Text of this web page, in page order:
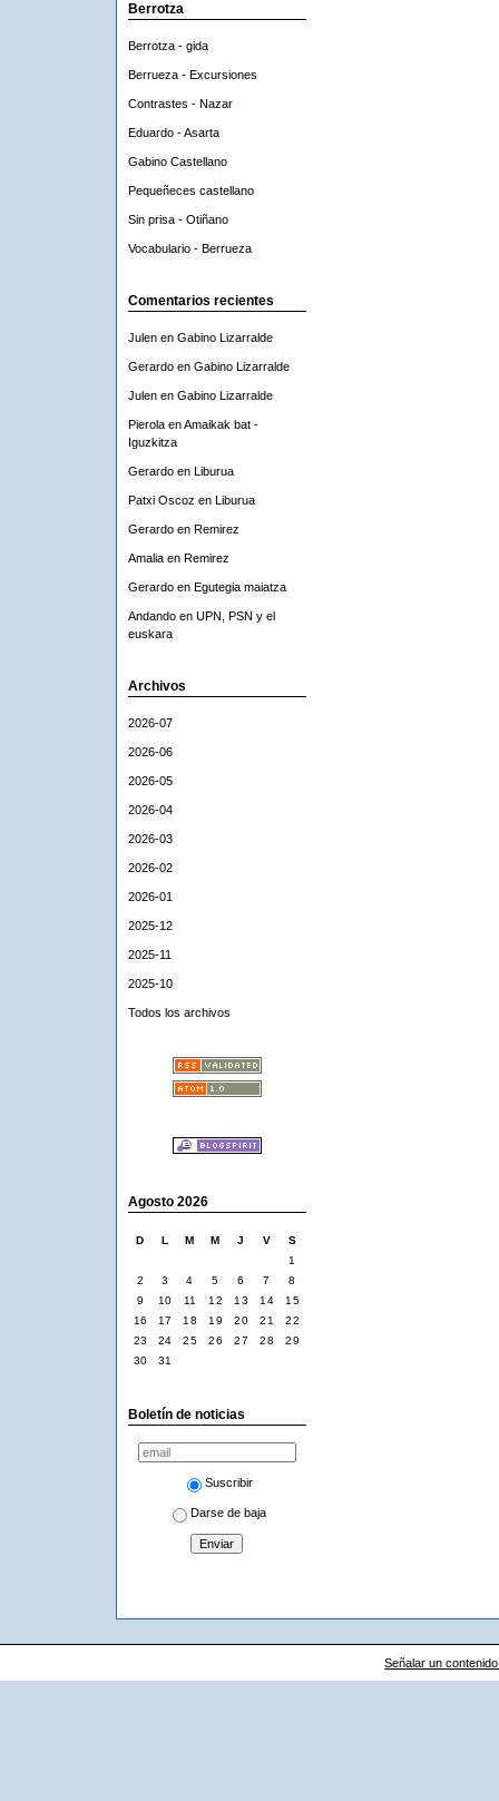
Berrotza
Berrotza - gida
Berrueza - Excursiones
Contrastes - Nazar
Eduardo - Asarta
Gabino Castellano
Pequeñeces castellano
Sin prisa - Otiñano
Vocabulario - Berrueza
Comentarios recientes
Julenen Gabino Lizarralde
Gerardoen Gabino Lizarralde
Julenen Gabino Lizarralde
PierolaenAmaikak bat -
Iguzkitza
Gerardoen Liburua
Patxi Oscoz en Liburua
Gerardoen Remirez
Amaliaen Remirez
Gerardoen Egutegia maiatza
Andandoen UPN, PSN y el
euskara
Archivos
2026-07
2026-06
2026-05
2026-04
2026-03
2026-02
2026-01
2025-12
2025-11
2025-10
Todos los archivos
Agosto 2026
D L M M J V
S
1
2
3 4 5 6 7
8
9
10 11 12 13 14
15
16
17 18 19 20 21
22
23
24 25 26 27 28
29
30
31
Boletín de noticias
Suscribir
Darse de baja
Señalar un